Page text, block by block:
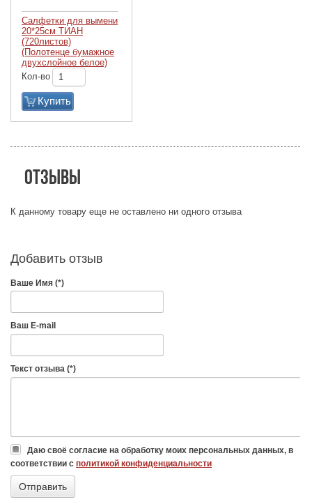
Салфетки для вымени
20*25см ТИАН
(720листов)
(Полотенце бумажное
двухслойное белое)
Кол-во
Купить
Отзывы
К данному товару еще не оставлено ни одного отзыва
Добавить отзыв
Ваше Имя (*)
Ваш E-mail
Текст отзыва (*)
Даю своё согласие на обработку моих персональных данных, в
соответствии с политикой конфиденциальности